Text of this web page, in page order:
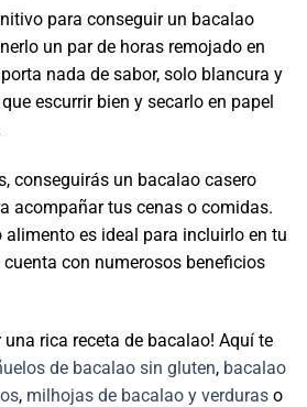
para conseguir un bacalao
un par de horas remojado en
nada de sabor, solo blancura y
escurrir bien y secarlo en papel
conseguirás un bacalao casero
acompañar tus cenas o comidas.
alimento es ideal para incluirlo en tu
con numerosos beneficios
una rica receta de bacalao! Aquí te
de bacalao sin gluten, bacalao
, milhojas de bacalao y verduras o